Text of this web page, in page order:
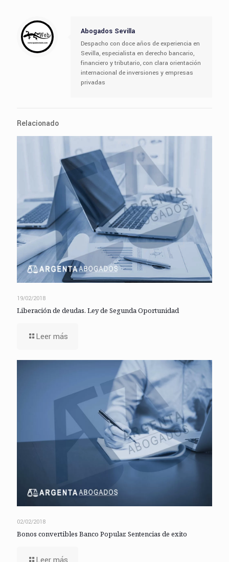
Abogados Sevilla
Despacho con doce años de experiencia en
Sevilla, especialista en derecho bancario,
financiero y tributario, con clara orientación
internacional de inversiones y empresas
privadas
Relacionado
19/02/2018
Liberación de deudas. Ley de Segunda Oportunidad
Leer más
02/02/2018
Bonos convertibles Banco Popular. Sentencias de exito